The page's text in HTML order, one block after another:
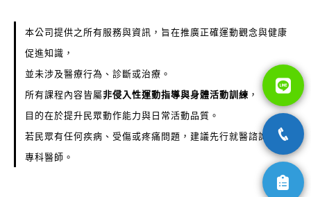
本公司提供之所有服務與資訊，旨在推廣正確運動觀念與健康
促進知識，
並未涉及醫療行為、診斷或治療。
所有課程內容皆屬非侵入性運動指導與身體活動訓練 ，
目的在於提升民眾動作能力與日常活動品質。
若民眾有任何疾病、受傷或疼痛問題，建議先行就醫諮詢合格
專科醫師。